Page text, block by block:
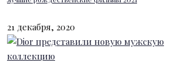
21 декабря, 2020